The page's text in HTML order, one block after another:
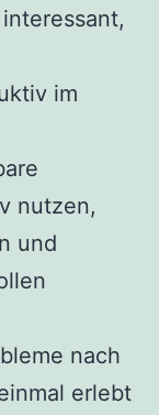
im
nutzen,
und
nach
erlebt